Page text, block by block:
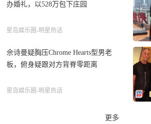
办婚礼，以528万包下庄园
星岛娱乐圈-明星热话
佘诗曼疑胸压Chrome Hearts型男老
板，俯身疑跟对方背脊零距离
星岛娱乐圈-明星热话
更多